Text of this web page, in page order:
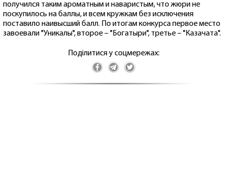
получился таким ароматным и наваристым, что жюри не
поскупилось на баллы, и всем кружкам без исключения
поставило наивысший балл. По итогам конкурса первое место
завоевали "Уникалы", второе – "Богатыри", третье – "Казачата".
Поділитися у соцмережах: